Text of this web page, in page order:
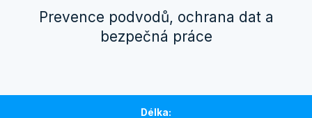
Prevence podvodů, ochrana dat a
bezpečná práce
Délka: